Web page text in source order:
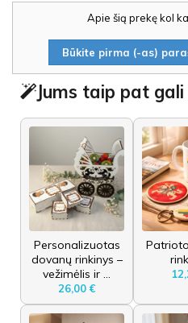
Apie šią prekę kol
Būkite pirma (-as)
Jums taip pat
Personalizuotas
dovanų rinkinys –
vežimėlis ir ...
26,00 €